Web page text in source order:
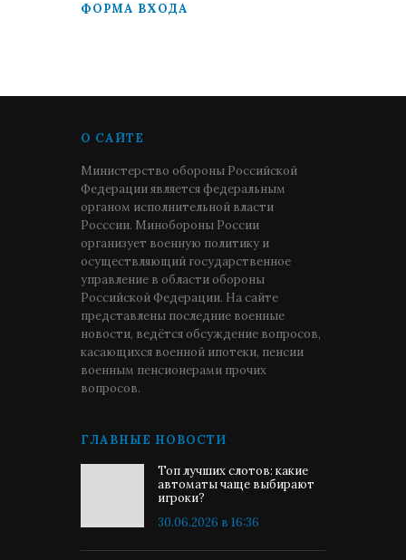
ФОРМА ВХОДА
О САЙТЕ
Министерство обороны Российской
Федерации является федеральным
органом исполнительной власти
Росссии. Минобороны России
организует военную политику и
осуществляющий государственное
управление в области обороны
Российской Федерации. На сайте
представлены последние военные
новости, ведётся обсуждение вопросов,
касающихся военной ипотеки, пенсии
военным пенсионерами прочих
вопросов.
ГЛАВНЫЕ НОВОСТИ
Топ лучших слотов: какие
автоматы чаще выбирают
игроки?
30.06.2026 в 16:36